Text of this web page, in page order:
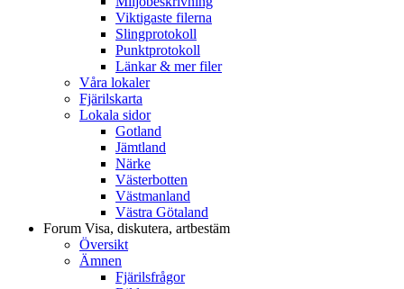
Viktigaste filerna
Slingprotokoll
Punktprotokoll
Länkar & mer filer
Våra lokaler
Fjärilskarta
Lokala sidor
Gotland
Jämtland
Närke
Västerbotten
Västmanland
Västra Götaland
Forum Visa, diskutera, artbestäm
Översikt
Ämnen
Fjärilsfrågor